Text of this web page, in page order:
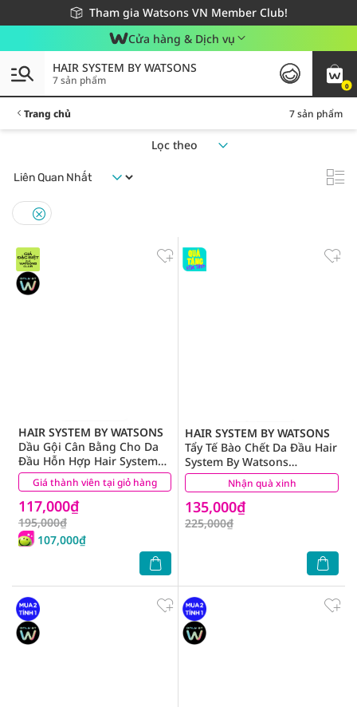
Tham gia Watsons VN Member Club!
Miễn phí giao hàng cho đơn hàng từ 249,000Đ
Giao hàng nhanh 24h - Áp dụng khu vực TP. Hồ Chí Minh
Cửa hàng & Dịch vụ
0
HAIR SYSTEM BY WATSONS
7 sản phẩm
Trang chủ 7 sản phẩm
Lọc theo
Giá thành viên tại giỏ hàng
HAIR SYSTEM BY WATSONS
Dầu Gội Cân Bằng Cho Da
Đầu Hỗn Hợp Hair System
By Watsons Scalptech
Dermo Soothing 500ml
117,000₫
195,000₫
107,000₫
(0) Nhận quà xinh
HAIR SYSTEM BY WATSONS
Tẩy Tế Bào Chết Da Đầu Hair
System By Watsons
Scalptech Dermo Restoring
Exfoliating Scrub 160G
135,000₫
225,000₫
(0)